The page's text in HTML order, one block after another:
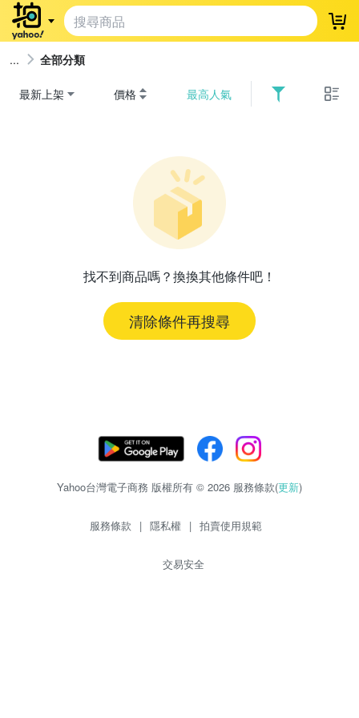
登
全部分類
最新上架 價格 最高人氣
找不到商品嗎？換換其他條件吧！
清除條件再搜尋
Yahoo台灣電子商務 版權所有 © 2026 服務條款(更新)
服務條款 | 隱私權 | 拍賣使用規範
交易安全